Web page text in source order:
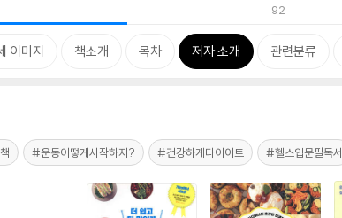
92
이미지 책소개 목차 저자 소개 관련분류
#운동어떻게시작하지? #건강하게다이어트 #헬스입문필독서